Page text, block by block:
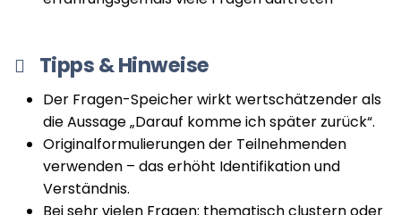
Tipps & Hinweise
Der Fragen-Speicher wirkt wertschätzender als
die Aussage „Darauf komme ich später zurück“.
Originalformulierungen der Teilnehmenden
verwenden – das erhöht Identifikation und
Verständnis.